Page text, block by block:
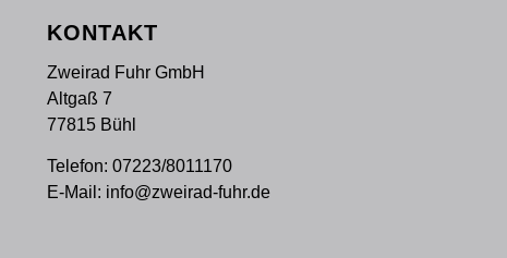
KONTAKT
Zweirad Fuhr GmbH
Altgaß 7
77815 Bühl
Telefon: 07223/8011170
E-Mail: info@zweirad-fuhr.de